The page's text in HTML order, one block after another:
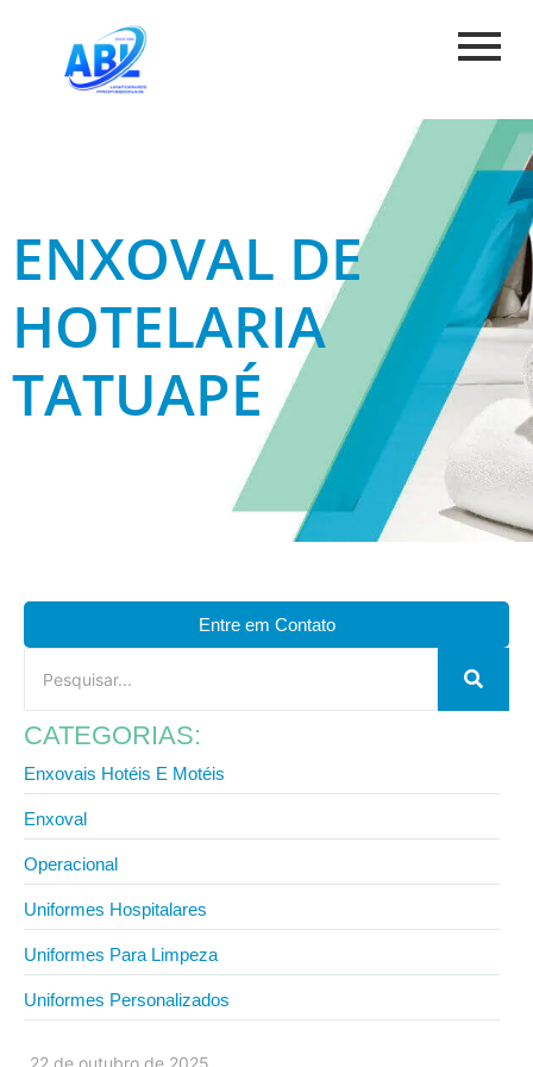
ENXOVAL DE
HOTELARIA
TATUAPÉ
22 de outubro de 2025
Entre em Contato
CATEGORIAS:
Enxovais Hotéis E Motéis
Enxoval
Operacional
Uniformes Hospitalares
Uniformes Para Limpeza
Uniformes Personalizados